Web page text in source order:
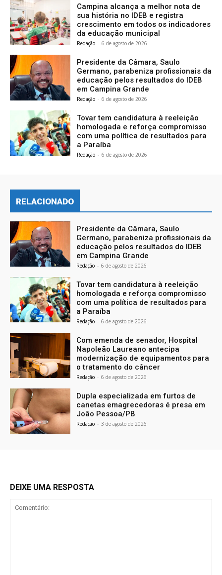
Campina alcança a melhor nota de
sua história no IDEB e registra
crescimento em todos os indicadores
da educação municipal
Redação - 6 de agosto de 2026
Presidente da Câmara, Saulo
Germano, parabeniza profissionais da
educação pelos resultados do IDEB
em Campina Grande
Redação - 6 de agosto de 2026
Tovar tem candidatura à reeleição
homologada e reforça compromisso
com uma política de resultados para
a Paraíba
Redação - 6 de agosto de 2026
RELACIONADO
Presidente da Câmara, Saulo
Germano, parabeniza profissionais da
educação pelos resultados do IDEB
em Campina Grande
Redação - 6 de agosto de 2026
Tovar tem candidatura à reeleição
homologada e reforça compromisso
com uma política de resultados para
a Paraíba
Redação - 6 de agosto de 2026
Com emenda de senador, Hospital
Napoleão Laureano antecipa
modernização de equipamentos para
o tratamento do câncer
Redação - 6 de agosto de 2026
Dupla especializada em furtos de
canetas emagrecedoras é presa em
João Pessoa/PB
Redação - 3 de agosto de 2026
DEIXE UMA RESPOSTA